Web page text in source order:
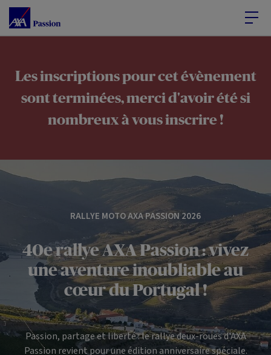
Accéder au Contenu
Les inscriptions pour cet évènement
sont terminées, merci d'avoir été si
nombreux à vous inscrire !
RALLYE MOTO AXA PASSION 2026
40e rallye AXA Passion : vivez
une aventure inoubliable au
cœur du Portugal !
Passion, partage et liberté : le rallye deux-roues d'AXA
Passion revient pour une édition anniversaire spéciale.